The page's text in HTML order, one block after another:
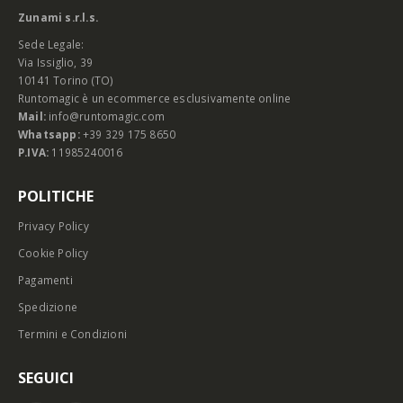
Zunami s.r.l.s.
Sede Legale:
Via Issiglio, 39
10141 Torino (TO)
Runtomagic è un ecommerce esclusivamente online
Mail: info@runtomagic.com
Whatsapp: +39 329 175 8650
P.IVA: 11985240016
POLITICHE
Privacy Policy
Cookie Policy
Pagamenti
Spedizione
Termini e Condizioni
SEGUICI